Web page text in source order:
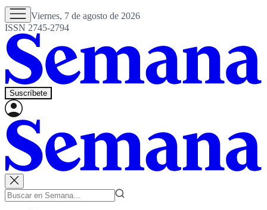
Viernes, 7 de agosto de 2026
ISSN 2745-2794
Suscríbete